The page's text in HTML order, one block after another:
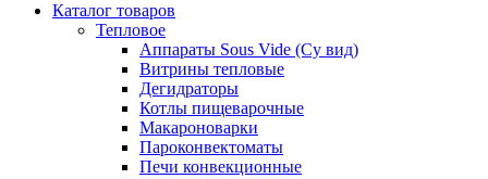
Каталог товаров
Тепловое
Аппараты Sous Vide (Су вид)
Витрины тепловые
Дегидраторы
Котлы пищеварочные
Макароноварки
Пароконвектоматы
Печи конвекционные